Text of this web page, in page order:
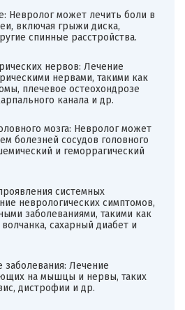
Невролог может лечить боли в
включая грыжи диска,
спинные расстройства.
нервов: Лечение
нервами, такими как
плечевое остеохондрозе
канала и др.
мозга: Невролог может
болезней сосудов головного
и геморрагический
системных
неврологических симптомов,
заболеваниями, такими как
сахарный диабет и
Лечение
на мышцы и нервы, таких
дистрофии и др.